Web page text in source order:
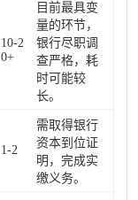
10-2
0+
目前最具变
量的环节，
银行尽职调
查严格，耗
时可能较
长。
1-2
需取得银行
资本到位证
明，完成实
缴义务。